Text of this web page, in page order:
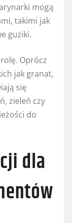
mogą
takimi jak
guziki.
Oprócz
jak granat,
się
zieleń czy
do
dla